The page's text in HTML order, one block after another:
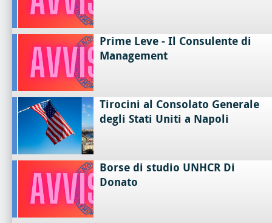
Prime Leve - Il Consulente di
Management
Tirocini al Consolato Generale
degli Stati Uniti a Napoli
Borse di studio UNHCR Di
Donato